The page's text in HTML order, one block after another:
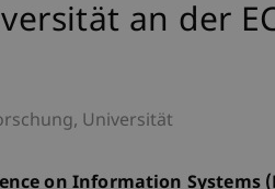
an der
Universität
on Information Systems